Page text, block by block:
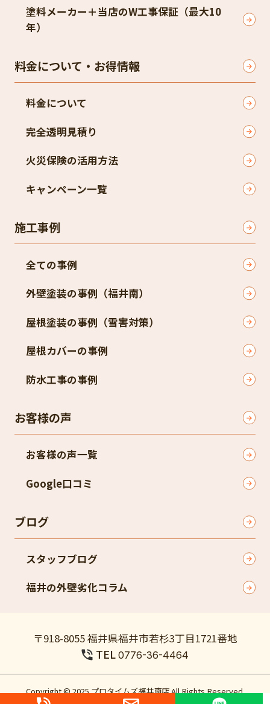
塗料メーカー＋当店のW工事保証（最大10
年）​
料金について・お得情報
料金について
完全透明見積り​
火災保険の活用方法​
キャンペーン一覧​
施工事例
全ての事例
外壁塗装の事例（福井南）​
屋根塗装の事例（雪害対策）​
屋根カバーの事例
防水工事の事例
お客様の声
お客様の声一覧
Google口コミ​
ブログ
スタッフブログ
福井の外壁劣化コラム
〒918-8055 福井県福井市若杉3丁目1721番地
TEL 0776-36-4464
Copyright © 2025 プロタイムズ福井南店 All Rights Reserved.